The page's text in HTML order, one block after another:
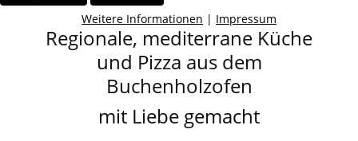
Regionale, mediterrane Küche
und Pizza aus dem
Buchenholzofen
mit Liebe gemacht
Weitere Informationen | Impressum